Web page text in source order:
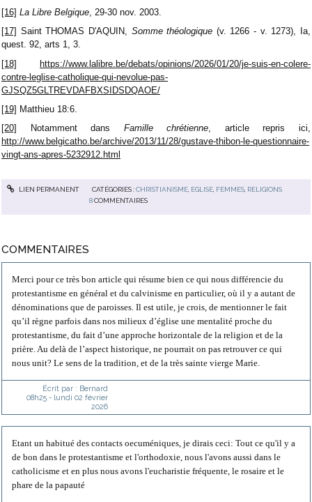
[16] La Libre Belgique, 29-30 nov. 2003.
[17] Saint THOMAS D'AQUIN, Somme théologique (v. 1266 - v. 1273), Ia,
quest. 92, arts 1, 3.
[18]
https://www.lalibre.be/debats/opinions/2026/01/20/je-suis-en-colere-
contre-leglise-catholique-qui-nevolue-pas-
GJSQZ5GLTREVDAFBXSIDSDQAOE/
[19] Matthieu 18:6.
[20]
Notamment dans Famille chrétienne , article repris ici,
http://www.belgicatho.be/archive/2013/11/28/gustave-thibon-le-questionnaire-
vingt-ans-apres-5232912.html
LIEN PERMANENT CATÉGORIES :CHRISTIANISME, EGLISE, FEMMES, RELIGIONS
8 COMMENTAIRES
COMMENTAIRES
Merci pour ce très bon article qui résume bien ce qui nous différencie du
protestantisme en général et du calvinisme en particulier, où il y a autant de
dénominations que de paroisses. Il est utile, je crois, de mentionner le fait
qu’il règne parfois dans nos milieux d’église une mentalité proche du
protestantisme, du fait d’une approche horizontale de la religion et de la
prière. Au delà de l’aspect historique, ne pourrait on pas retrouver ce qui
nous unit? Le sens de la tradition, et de la très sainte vierge Marie.
Écrit par : Bernard
08h25- lundi 02 février
2026
Etant un habitué des contacts oecuméniques, je dirais ceci: Tout ce qu'il y a
de bon dans le protestantisme et l'orthodoxie, nous l'avons aussi dans le
catholicisme et en plus nous avons l'eucharistie fréquente, le rosaire et le
phare de la papauté